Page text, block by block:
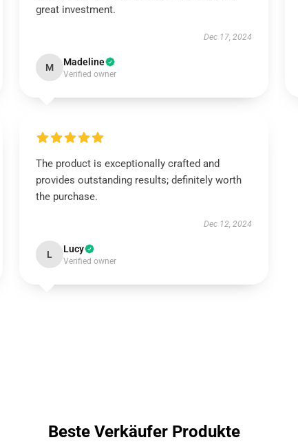
great investment.
Dec 17, 2024
M Madeline
Verified owner
The product is exceptionally crafted and
provides outstanding results; definitely worth
the purchase.
Dec 12, 2024
L Lucy
Verified owner
Beste Verkäufer Produkte